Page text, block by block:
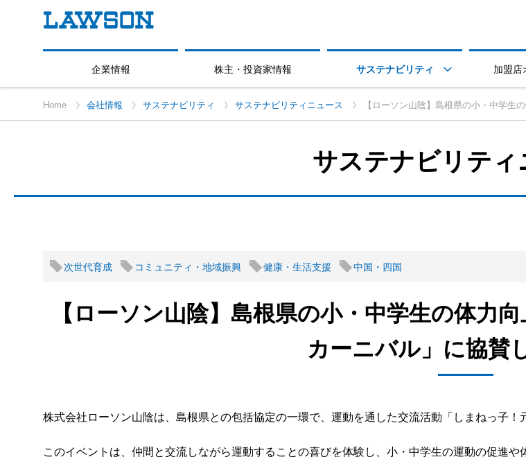
企業情報 株主・投資家情報 サステナビリティ  加盟店
Home 会社情報 サステナビリティ サステナビリティニュース 【ローソン山陰】島根県の小・中学生
サステナビリティ
次世代育成 コミュニティ・地域振興 健康・生活支援 中国・四国
【ローソン山陰】島根県の小・中学生の体力
カーニバル」に協賛
株式会社ローソン山陰は、島根県との包括協定の一環で、運動を通した交流活動「しまねっ子！
このイベントは、仲間と交流しながら運動することの喜びを体験し、小・中学生の運動の促進